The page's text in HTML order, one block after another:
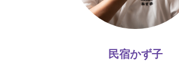
民宿かず子